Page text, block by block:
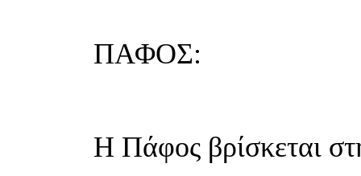
ΠΑΦΟΣ:
Η Πάφος βρίσκεται στη